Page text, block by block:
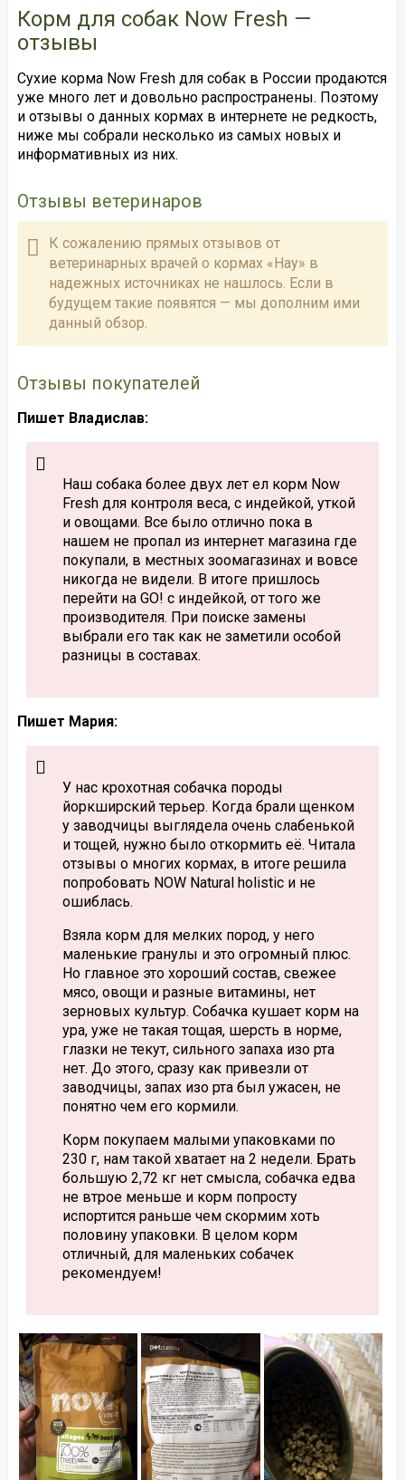
Корм для собак Now Fresh —
отзывы
Сухие корма Now Fresh для собак в России продаются
уже много лет и довольно распространены. Поэтому
и отзывы о данных кормах в интернете не редкость,
ниже мы собрали несколько из самых новых и
информативных из них.
Отзывы ветеринаров
К сожалению прямых отзывов от
ветеринарных врачей о кормах «Нау» в
надежных источниках не нашлось. Если в
будущем такие появятся — мы дополним ими
данный обзор.
Отзывы покупателей
Пишет Владислав:
Наш собака более двух лет ел корм Now
Fresh для контроля веса, с индейкой, уткой
и овощами. Все было отлично пока в
нашем не пропал из интернет магазина где
покупали, в местных зоомагазинах и вовсе
никогда не видели. В итоге пришлось
перейти на GO! с индейкой, от того же
производителя. При поиске замены
выбрали его так как не заметили особой
разницы в составах.
Пишет Мария:
У нас крохотная собачка породы
йоркширский терьер. Когда брали щенком
у заводчицы выглядела очень слабенькой
и тощей, нужно было откормить её. Читала
отзывы о многих кормах, в итоге решила
попробовать NOW Natural holistic и не
ошиблась.
Взяла корм для мелких пород, у него
маленькие гранулы и это огромный плюс.
Но главное это хороший состав, свежее
мясо, овощи и разные витамины, нет
зерновых культур. Собачка кушает корм на
ура, уже не такая тощая, шерсть в норме,
глазки не текут, сильного запаха изо рта
нет. До этого, сразу как привезли от
заводчицы, запах изо рта был ужасен, не
понятно чем его кормили.
Корм покупаем малыми упаковками по
230 г, нам такой хватает на 2 недели. Брать
большую 2,72 кг нет смысла, собачка едва
не втрое меньше и корм попросту
испортится раньше чем скормим хоть
половину упаковки. В целом корм
отличный, для маленьких собачек
рекомендуем!